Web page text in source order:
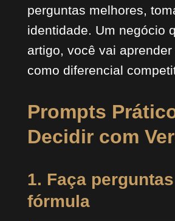
perguntas melhores,
identidade. Um negócio
artigo, você vai
como diferencial
Prompts
Decidir com
1. Faça
fórmula